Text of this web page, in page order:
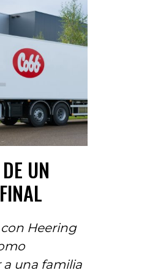
UN
con Heering
una familia